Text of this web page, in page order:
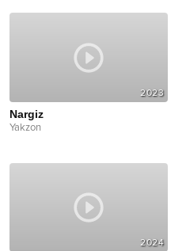
2023
Nargiz
Yakzon
2024